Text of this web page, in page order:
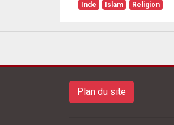
Inde Islam Religion
Plan du site